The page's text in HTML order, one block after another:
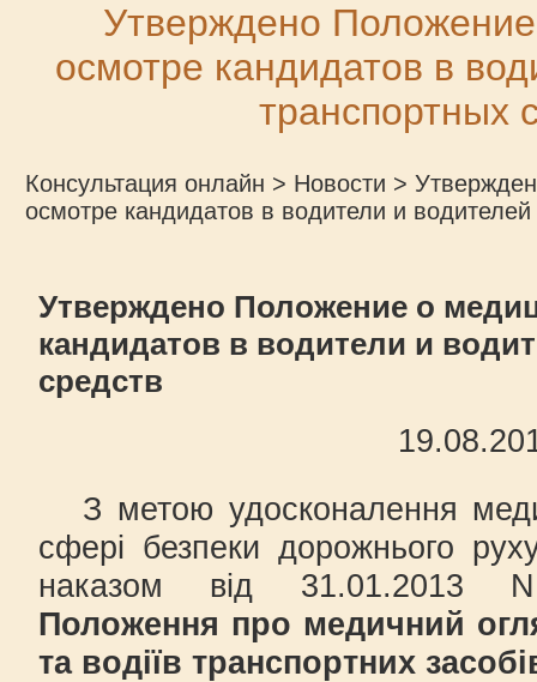
Утверждено
осмотре кандидатов в
транспортных
Консультация онлайн > Новости >
осмотре кандидатов в водители и
Утверждено Положение о
кандидатов в водители и
средств
З метою удосконалення
сфері безпеки дорожнього
наказом від 31.01.2013
Положення про медичний
та водіїв транспортних